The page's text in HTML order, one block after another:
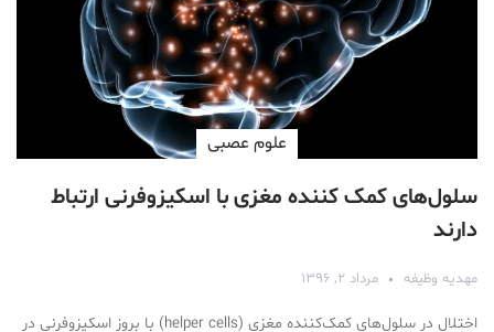
علوم عصبی
سلول‌های کمک کننده مغزی با اسکیزوفرنی ارتباط
دارند
مهدیه وظیفه مرداد ۲, ۱۳۹۶
اختلال در سلول‌های کمک‌کننده مغزی (helper cells) با بروز اسکیزوفرنی در